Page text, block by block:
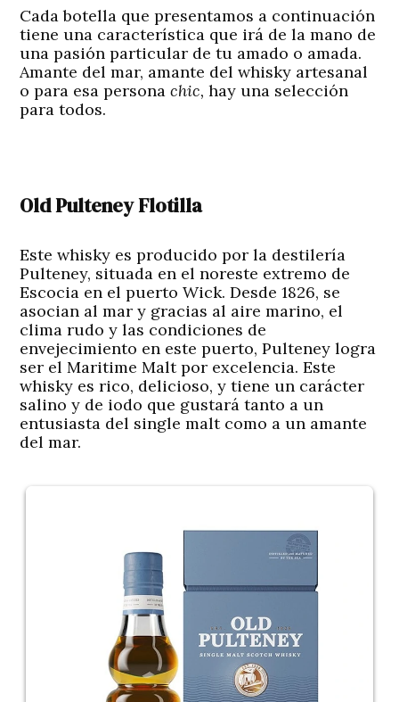
Cada botella que presentamos a continuación
tiene una característica que irá de la mano de
una pasión particular de tu amado o amada.
Amante del mar, amante del whisky artesanal
o para esa personachic, hay una selección
para todos.
Old Pulteney Flotilla
Este whisky es producido por la destilería
Pulteney, situada en el noreste extremo de
Escocia en el puerto Wick. Desde 1826, se
asocian al mar y gracias al aire marino, el
clima rudo y las condiciones de
envejecimiento en este puerto, Pulteney logra
ser el Maritime Malt por excelencia. Este
whisky es rico, delicioso, y tiene un carácter
salino y de iodo que gustará tanto a un
entusiasta del single malt como a un amante
del mar.